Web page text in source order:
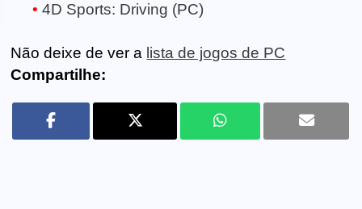
4D Sports: Driving (PC)
Não deixe de ver a lista de jogos de PC
Compartilhe: